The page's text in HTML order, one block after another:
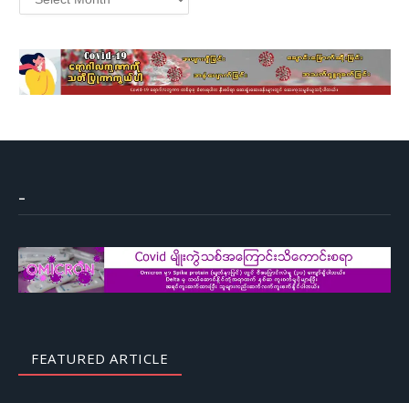
–
FEATURED ARTICLE